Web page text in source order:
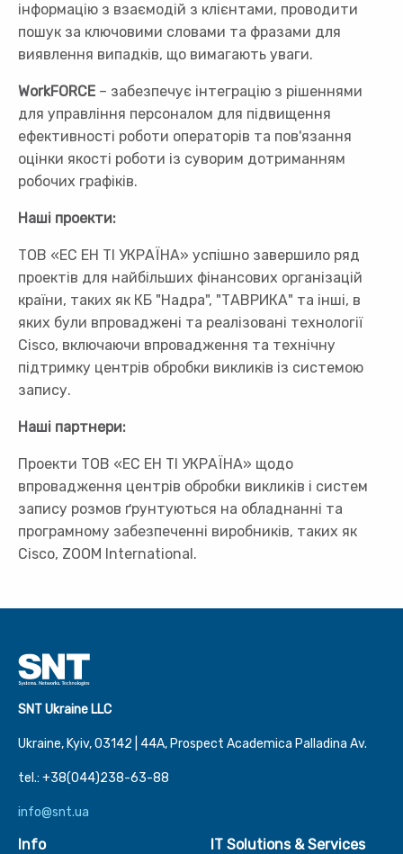
інформацію з взаємодій з клієнтами, проводити
пошук за ключовими словами та фразами для
виявлення випадків, що вимагають уваги.
WorkFORCE – забезпечує інтеграцію з рішеннями
для управління персоналом для підвищення
ефективності роботи операторів та пов'язання
оцінки якості роботи із суворим дотриманням
робочих графіків.
Наші проекти:
ТОВ «ЕС ЕН ТІ УКРАЇНА» успішно завершило ряд
проектів для найбільших фінансових організацій
країни, таких як КБ "Надра", "ТАВРИКА" та інші, в
яких були впроваджені та реалізовані технології
Cisco, включаючи впровадження та технічну
підтримку центрів обробки викликів із системою
запису.
Наші партнери:
Проекти ТОВ «ЕС ЕН ТІ УКРАЇНА» щодо
впровадження центрів обробки викликів і систем
запису розмов ґрунтуються на обладнанні та
програмному забезпеченні виробників, таких як
Cisco, ZOOM International.
SNT Ukraine LLC
Ukraine, Kyiv, 03142 | 44А, Prospect Academica Palladina Av.
tel.: +38(044)238-63-88
info@snt.ua
Info IT Solutions & Services